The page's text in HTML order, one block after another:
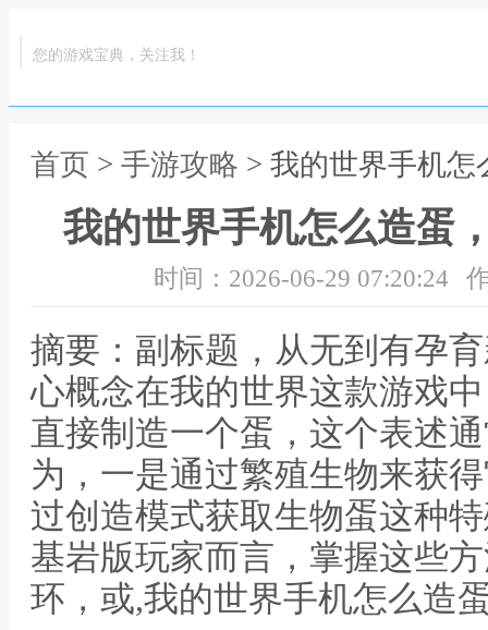
您的游戏宝典，关注我！
首页 > 手游攻略 > 我的世界手机
我的世界手机怎么造蛋
时间：2026-06-29 07:20:24
摘要：副标题，从无到有孕
心概念在我的世界这款游戏
直接制造一个蛋，这个表述
为，一是通过繁殖生物来获
过创造模式获取生物蛋这种
基岩版玩家而言，掌握这些
环，或,我的世界手机怎么造